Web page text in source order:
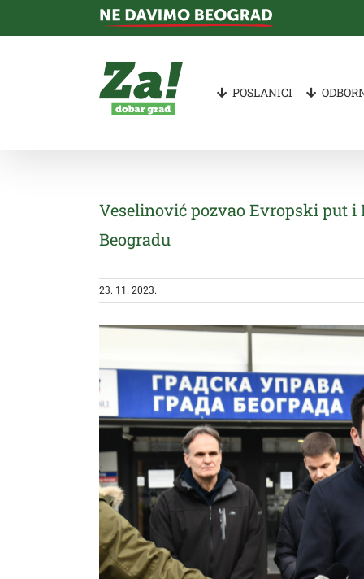
POSLANICI
Veselinović pozvao Evropski put
Beogradu
23. 11. 2023.